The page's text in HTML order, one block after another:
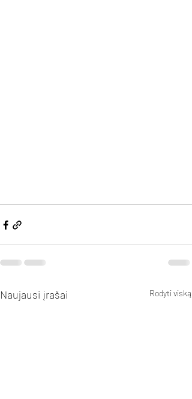
Naujausi įrašai Rodyti viską